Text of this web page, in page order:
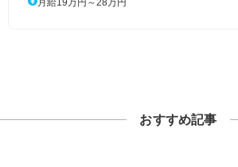
月給19万円～28万円
おすすめ記事